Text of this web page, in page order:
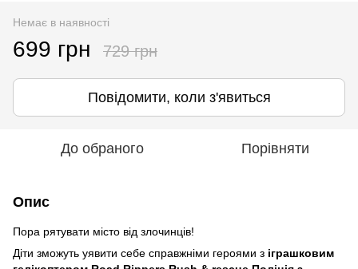
Немає в наявності
699 грн 729 грн
Повідомити, коли з'явиться
До обраного Порівняти
Опис
Пора рятувати місто від злочинців!
Діти зможуть уявити себе справжніми героями з іграшковим